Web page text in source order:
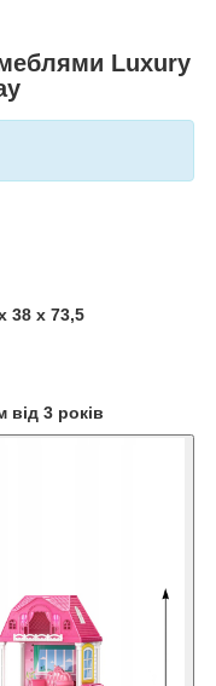
Luxury
38 x 73,5
від 3 років